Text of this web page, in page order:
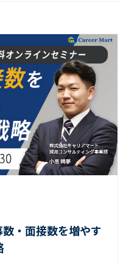
数・面接数を増やす